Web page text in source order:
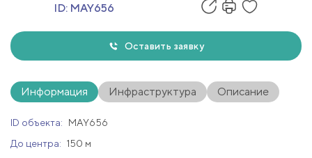
ID: MAY656
Оставить заявку
Информация Инфраструктура Описание
ID объекта:
MAY656
До центра: 150 м